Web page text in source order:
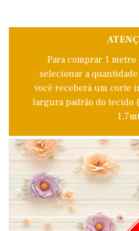
Para comprar 1 metro
selecionar a
você receberá um corte
largura padrão do tecido